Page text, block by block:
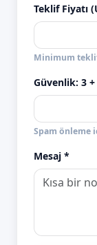
Teklif Fiyatı
Minimum
Güvenlik: 3
Spam önleme
Mesaj *